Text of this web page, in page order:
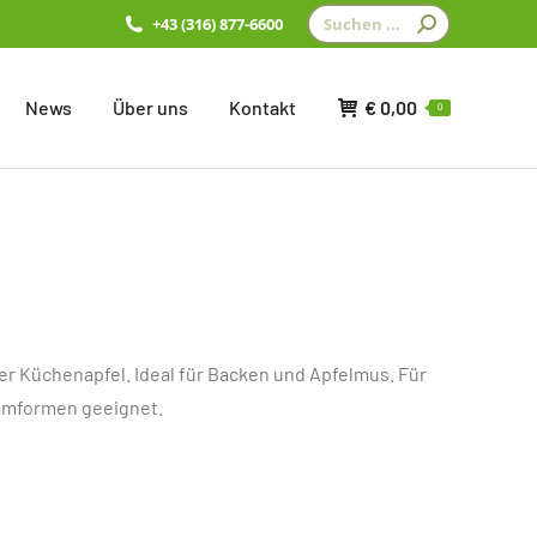
+43 (316) 877-6600 Search:
News Über uns Kontakt €0,00 0
Küchenapfel. Ideal für Backen und Apfelmus. Für
geeignet.